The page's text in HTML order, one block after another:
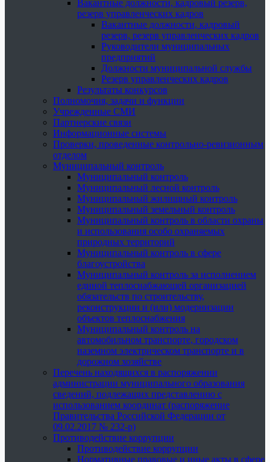
Вакантные должности, кадровый резерв,
резерв управленческих кадров
Вакантные должности, кадровый
резерв, резерв управленческих кадров
Руководители муниципальных
предприятий
Должности муниципальной службы
Резерв управленческих кадров
Результаты конкурсов
Полномочия, задачи и функции
Учрежденные СМИ
Партнерские связи
Информационные системы
Проверки, проведенные контрольно-ревизионным
отделом
Муниципальный контроль
Муниципальный контроль
Муниципальный лесной контроль
Муниципальный жилищный контроль
Муниципальный земельный контроль
Муниципальный контроль в области охраны
и использования особо охраняемых
природных территорий
Муниципальный контроль в сфере
благоустройства
Муниципальный контроль за исполнением
единой теплоснабжающей организацией
обязательств по строительству,
реконструкции и (или) модернизации
объектов теплоснабжения
Муниципальный контроль на
автомобильном транспорте, городском
наземном электрическом транспорте и в
дорожном хозяйстве
Перечень находящихся в распоряжении
администрации муниципального образования
сведений, подлежащих представлению с
использованием координат (распоряжение
Правительства Российской Федерации от
09.02.2017 № 232-р)
Противодействие коррупции
Противодействие коррупции
Нормативные правовые и иные акты в сфере